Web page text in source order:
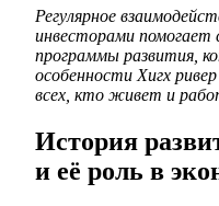
Регулярное
инвесторами помогает
программы развития,
особенности Хигх
всех, кто живет и
История
и её роль в